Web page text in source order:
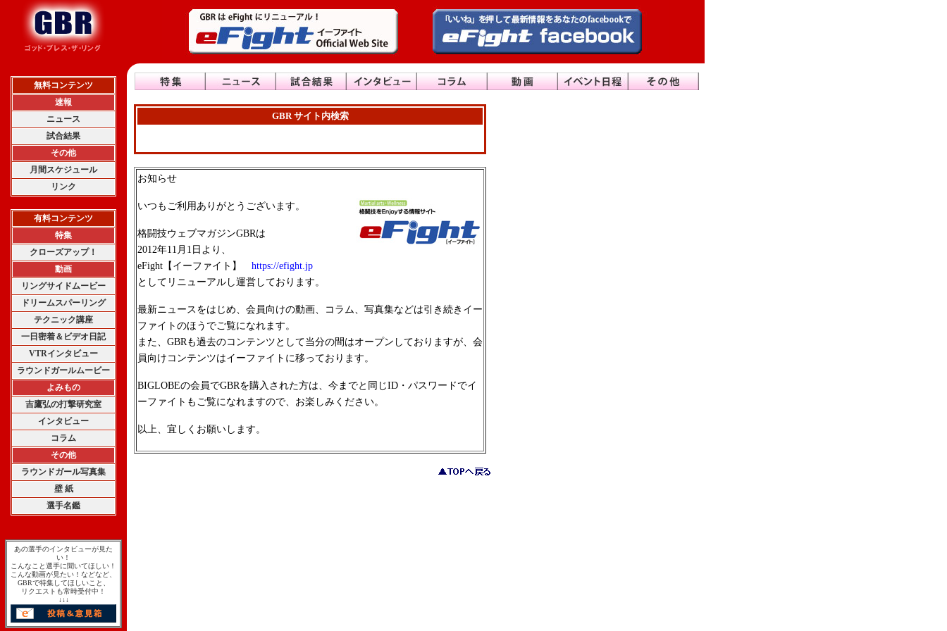
無料コンテンツ
速報
ニュース
試合結果
その他
月間スケジュール
リンク
有料コンテンツ
特集
クローズアップ！
動画
リングサイドムービー
ドリームスパーリング
テクニック講座
一日密着＆ビデオ日記
VTRインタビュー
ラウンドガールムービー
よみもの
吉鷹弘の打撃研究室
インタビュー
コラム
その他
ラウンドガール写真集
壁 紙
選手名鑑
あの選手のインタビューが見た
い！
こんなこと選手に聞いてほしい！
こんな動画が見たい！などなど、
GBRで特集してほしいこと、
リクエストも常時受付中！
↓↓↓
GBR サイト内検索
お知らせ
いつもご利用ありがとうございます。
格闘技ウェブマガジンGBRは
2012年11月1日より、
eFight【イーファイト】 https://efight.jp
としてリニューアルし運営しております。
最新ニュースをはじめ、会員向けの動画、コラム、写真集などは引き続きイー
ファイトのほうでご覧になれます。
また、GBRも過去のコンテンツとして当分の間はオープンしておりますが、会
員向けコンテンツはイーファイトに移っております。
BIGLOBEの会員でGBRを購入された方は、今までと同じID・パスワードでイ
ーファイトもご覧になれますので、お楽しみください。
以上、宜しくお願いします。